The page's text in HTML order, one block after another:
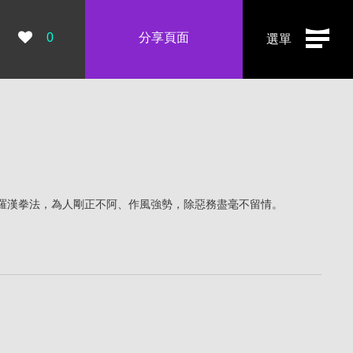
選單
瀏覽數：
0 分享頁面
拳法，為人剛正不阿、作風強勢，除惡務盡毫不留情。